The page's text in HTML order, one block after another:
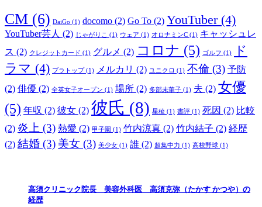
CM (6) DaiGo (1) docomo (2) Go To (2) YouTuber(4)
YouTuber芸人 (2) じゃがりこ (1) ウェア (1) オロナミンC (1) キャッシュレ
ス (2) クレジットカード (1) グルメ (2) コロナ (5) ゴルフ (1)
ド
ラマ (4) ブラトップ(1) メルカリ (2) ユニクロ (1) 不倫 (3) 予防
(2) 俳優 (2) 全英女子オープン (1) 場所 (2) 多部未華子 (1) 夫 (2) 女優
(5) 年収 (2) 彼女 (2) 彼氏 (8) 星稜 (1) 書評 (1) 死因 (2) 比較
(2) 炎上 (3) 熱愛 (2) 甲子園 (1) 竹内涼真 (2) 竹内結子 (2) 経歴
(2) 結婚 (3) 美女 (3) 美少女 (1) 誰 (2) 超集中力 (1) 高校野球 (1)
高須クリニック院長 美容外科医 高須克弥（たかす かつや）の
経歴